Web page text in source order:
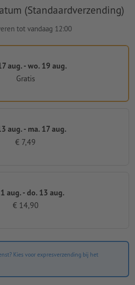
(Standaardverzending)
tot vandaag 12:00
aug. - wo. 19 aug.
Gratis
aug. - ma. 17 aug.
€ 7,49
aug. - do. 13 aug.
€ 14,90
Kies voor expresverzending bij het